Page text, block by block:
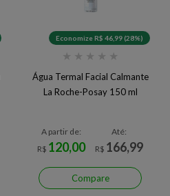
Economize R$ 46,99 (28%)
★ ★ ★ ★ ★
Água Termal Facial Calmante
La Roche-Posay 150 ml
A partir de:
R$ 120,00
Até:
R$ 166,99
Compare